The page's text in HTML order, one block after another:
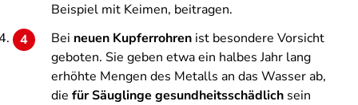
Beispiel mit Keimen, beitragen.
Bei neuen Kupferrohren ist besondere Vorsicht
geboten. Sie geben etwa ein halbes Jahr lang
erhöhte Mengen des Metalls an das Wasser ab,
die für Säuglinge gesundheitsschädlich sein